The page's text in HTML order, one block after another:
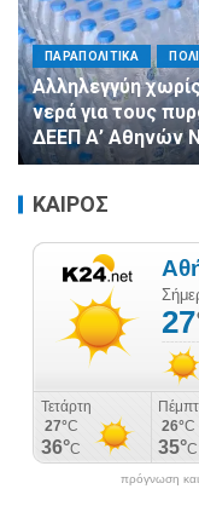
ΠΑΡΑΠΟΛΙΤΙΚΑ
Αλληλεγγύη
νερά για τους
ΔΕΕΠ Α’ Αθηνών
ΚΑΙΡΟΣ
πρόγνωση